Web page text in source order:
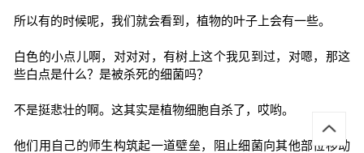
所以有的时候呢，我们就会看到，植物的叶子上会有一些。
白色的小点儿啊，对对对，有树上这个我见到过，对嗯，那这
些白点是什么？是被杀死的细菌吗？
不是挺悲壮的啊。这其实是植物细胞自杀了，哎哟。
他们用自己的师生构筑起一道壁垒，阻止细菌向其他部位移动